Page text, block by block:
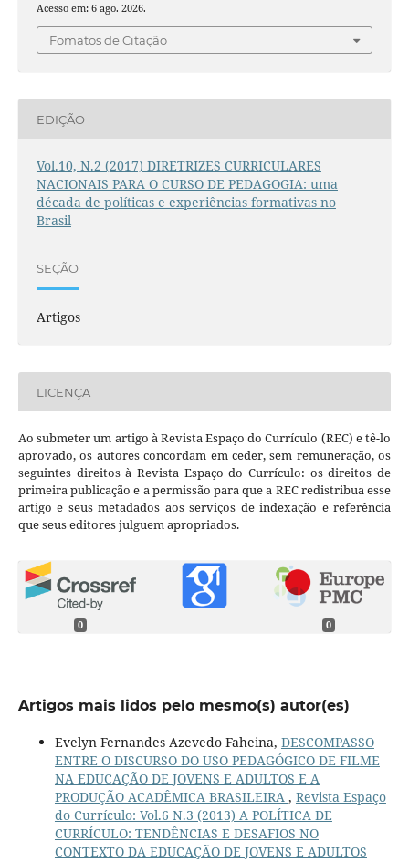
Acesso em: 6 ago. 2026.
Fomatos de Citação
EDIÇÃO
Vol.10, N.2 (2017) DIRETRIZES CURRICULARES
NACIONAIS PARA O CURSO DE PEDAGOGIA: uma
década de políticas e experiências formativas no
Brasil
SEÇÃO
Artigos
LICENÇA
Ao submeter um artigo à Revista Espaço do Currículo (REC) e tê-lo
aprovado, os autores concordam em ceder, sem remuneração, os
seguintes direitos à Revista Espaço do Currículo: os direitos de
primeira publicação e a permissão para que a REC redistribua esse
artigo e seus metadados aos serviços de indexação e referência
que seus editores julguem apropriados.
0 0
Artigos mais lidos pelo mesmo(s) autor(es)
Evelyn Fernandes Azevedo Faheina, DESCOMPASSO
ENTRE O DISCURSO DO USO PEDAGÓGICO DE FILME
NA EDUCAÇÃO DE JOVENS E ADULTOS E A
PRODUÇÃO ACADÊMICA BRASILEIRA , Revista Espaço
do Currículo: Vol.6 N.3 (2013) A POLÍTICA DE
CURRÍCULO: TENDÊNCIAS E DESAFIOS NO
CONTEXTO DA EDUCAÇÃO DE JOVENS E ADULTOS